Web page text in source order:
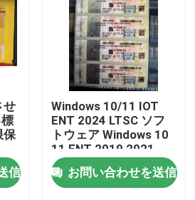
せ
保
信
Windows 10/11 IOT
ENT 2024 LTSC ソフ
トウェア Windows 10
11 ENT 2019 2021
2024 LTSC 多言語グロ
ーバルオンラインアク
ティベーション
お問い合わせを送信